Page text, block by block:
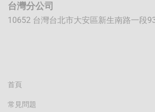
台灣分公司
10652 台灣台北市大安區新生南路一段
首頁
常見問題